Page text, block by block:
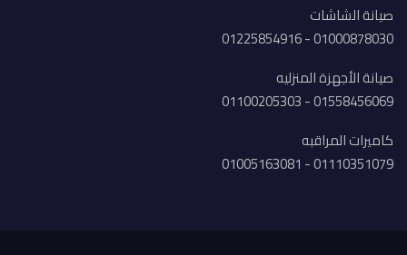
صيانة الشاشات
01000878030 - 01225854916
صيانة الأجهزة المنزليه
01558456069 - 01100205303
كاميرات المراقبه
01110351079 - 01005163081